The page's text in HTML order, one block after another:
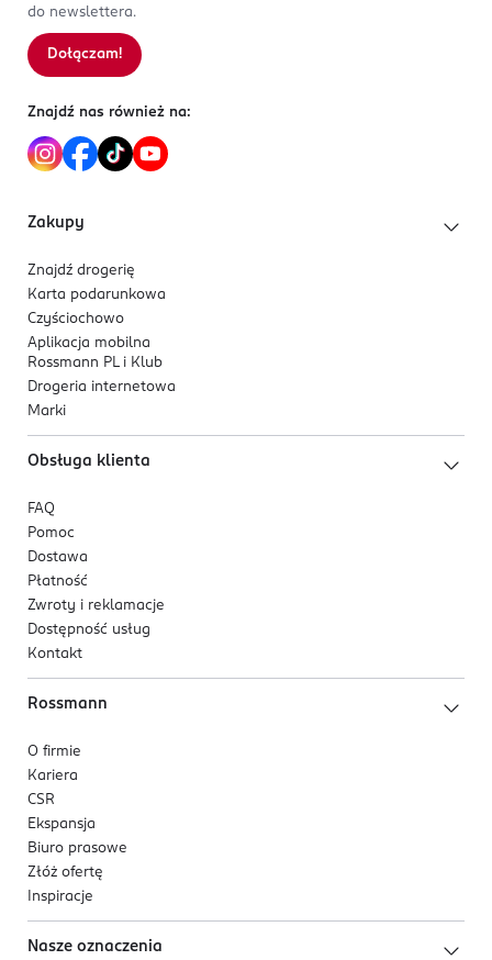
do newslettera.
Dołączam!
Znajdź nas również na:
Zakupy
Znajdź drogerię
Karta podarunkowa
Czyściochowo
Aplikacja mobilna
Rossmann PL i Klub
Drogeria internetowa
Marki
Obsługa klienta
FAQ
Pomoc
Dostawa
Płatność
Zwroty i reklamacje
Dostępność usług
Kontakt
Rossmann
O firmie
Kariera
CSR
Ekspansja
Biuro prasowe
Złóż ofertę
Inspiracje
Nasze oznaczenia